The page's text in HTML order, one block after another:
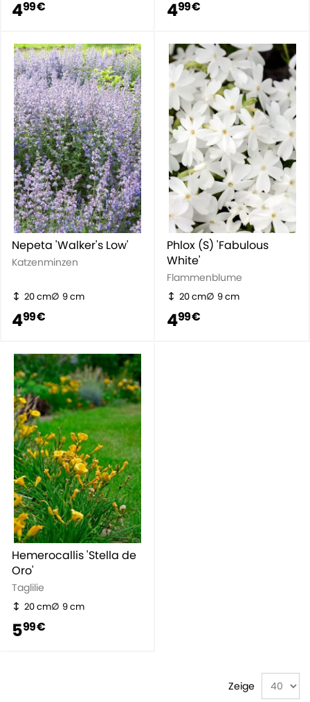
499 € 499 €
Nepeta 'Walker's Low'
Katzenminzen
20 cm 9 cm
499 €
Phlox (S) 'Fabulous
White'
Flammenblume
20 cm 9 cm
499 €
Hemerocallis 'Stella de
Oro'
Taglilie
20 cm 9 cm
599 €
Zeige